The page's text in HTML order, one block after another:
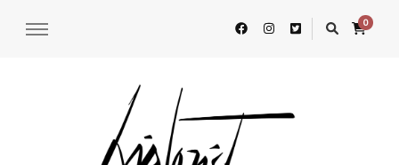
0